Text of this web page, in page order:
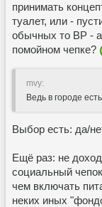
принимать
туалет, или -
обычных то ВР -
помойном чепке?
mvy:
Ведь в городе
Выбор есть: да/
Ещё раз: не
социальный
чем включать
неких иных